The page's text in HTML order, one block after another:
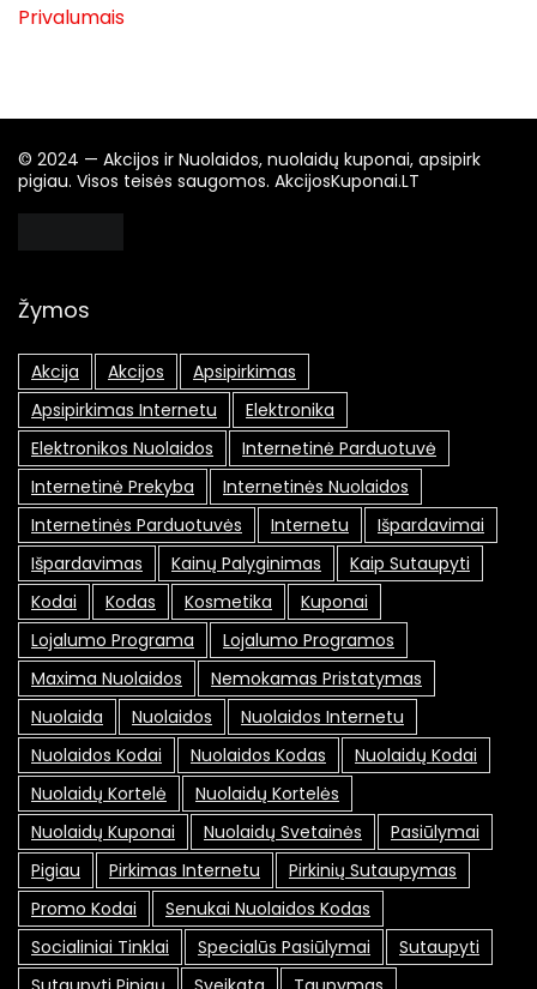
Privalumais
© 2024 — Akcijos ir Nuolaidos, nuolaidų kuponai, apsipirk
pigiau. Visos teisės saugomos. AkcijosKuponai.LT
Žymos
Akcija Akcijos
Apsipirkimas
Apsipirkimas Internetu
Elektronika
Elektronikos Nuolaidos
Internetinė Parduotuvė
Internetinė Prekyba
Internetinės Nuolaidos
Internetinės Parduotuvės
Internetu
Išpardavimai
Išpardavimas
Kainų Palyginimas
Kaip Sutaupyti
Kodai
Kodas Kosmetika
Kuponai
Lojalumo Programa
Lojalumo Programos
Maxima Nuolaidos
Nemokamas Pristatymas
Nuolaida
Nuolaidos
Nuolaidos Internetu
Nuolaidos Kodai
Nuolaidos Kodas
Nuolaidų Kodai
Nuolaidų Kortelė
Nuolaidų Kortelės
Nuolaidų Kuponai
Nuolaidų Svetainės
Pasiūlymai
Pigiau
Pirkimas Internetu
Pirkinių Sutaupymas
Promo Kodai
Senukai Nuolaidos Kodas
Socialiniai Tinklai
Specialūs Pasiūlymai
Sutaupyti